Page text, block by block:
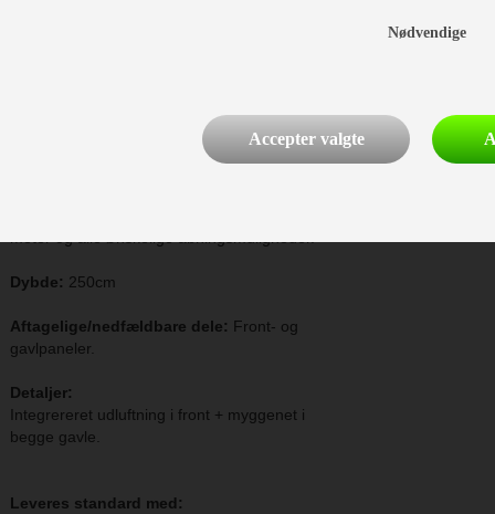
+168,- /mdr
Med mere end 30 år på markedet forpligter
Dybde: 250cm
Aftagelige/nedfældbare dele: Front- og
gavlpaneler.
Detaljer:
Integrereret udluftning i front + myggenet i
begge gavle.
Leveres standard med:
Nødvendige
Accepter valgte